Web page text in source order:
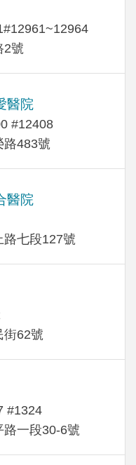
2號
醫院
#12408
路483號
醫院
七段127號
街62號
#1324
一段30-6號